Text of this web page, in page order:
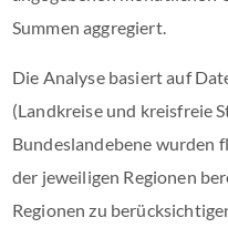
Summen aggregiert.
Die Analyse basiert auf
(Landkreise und kreisfreie
Bundeslandebene
der jeweiligen Regionen
Regionen zu